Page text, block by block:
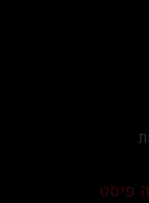
פיסט